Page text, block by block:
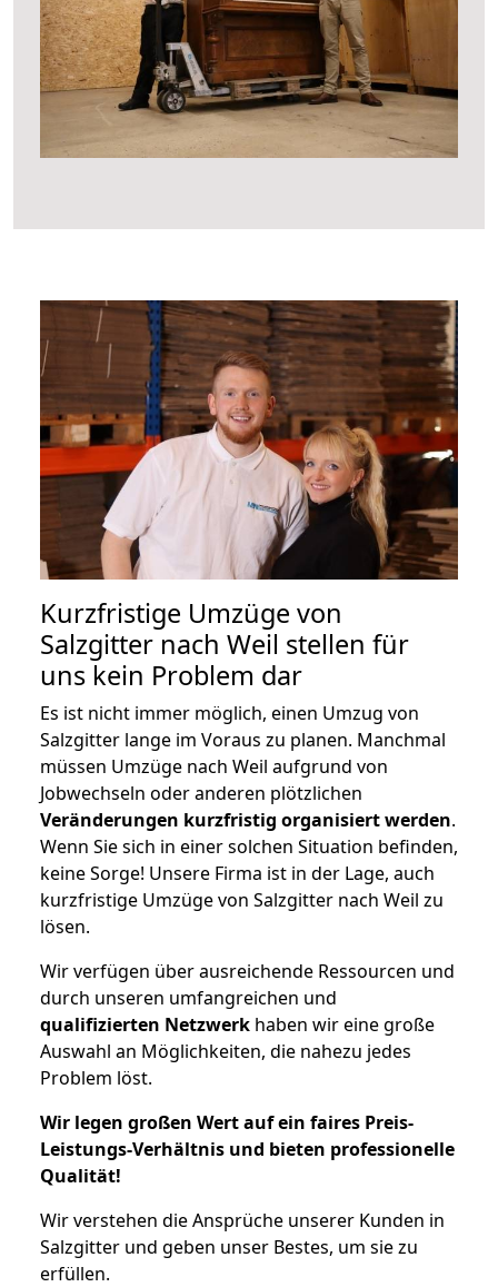
Kurzfristige Umzüge von
Salzgitter nach Weil stellen für
uns kein Problem dar
Es ist nicht immer möglich, einen Umzug von
Salzgitter lange im Voraus zu planen. Manchmal
müssen Umzüge nach Weil aufgrund von
Jobwechseln oder anderen plötzlichen
Veränderungen kurzfristig organisiert werden.
Wenn Sie sich in einer solchen Situation befinden,
keine Sorge! Unsere Firma ist in der Lage, auch
kurzfristige Umzüge von Salzgitter nach Weil zu
lösen.
Wir verfügen über ausreichende Ressourcen und
durch unseren umfangreichen und
qualifizierten Netzwerk haben wir eine große
Auswahl an Möglichkeiten, die nahezu jedes
Problem löst.
Wir legen großen Wert auf ein faires Preis-
Leistungs-Verhältnis und bieten professionelle
Qualität!
Wir verstehen die Ansprüche unserer Kunden in
Salzgitter und geben unser Bestes, um sie zu
erfüllen.